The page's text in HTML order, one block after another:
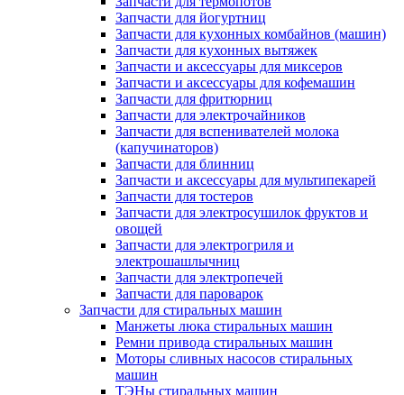
Запчасти для йогуртниц
Запчасти для кухонных комбайнов (машин)
Запчасти для кухонных вытяжек
Запчасти и аксессуары для миксеров
Запчасти и аксессуары для кофемашин
Запчасти для фритюрниц
Запчасти для электрочайников
Запчасти для вспенивателей молока
(капучинаторов)
Запчасти для блинниц
Запчасти и аксессуары для мультипекарей
Запчасти для тостеров
Запчасти для электросушилок фруктов и
овощей
Запчасти для электрогриля и
электрошашлычниц
Запчасти для электропечей
Запчасти для пароварок
Запчасти для стиральных машин
Манжеты люка стиральных машин
Ремни привода стиральных машин
Моторы сливных насосов стиральных
машин
ТЭНы стиральных машин